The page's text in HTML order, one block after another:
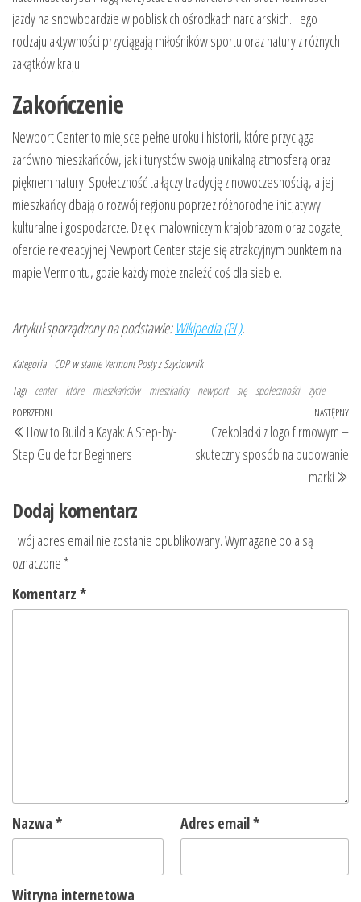
jazdy na snowboardzie w pobliskich ośrodkach narciarskich. Tego
rodzaju aktywności przyciągają miłośników sportu oraz natury z różnych
zakątków kraju.
Zakończenie
Newport Center to miejsce pełne uroku i historii, które przyciąga
zarówno mieszkańców, jak i turystów swoją unikalną atmosferą oraz
pięknem natury. Społeczność ta łączy tradycję z nowoczesnością, a jej
mieszkańcy dbają o rozwój regionu poprzez różnorodne inicjatywy
kulturalne i gospodarcze. Dzięki malowniczym krajobrazom oraz bogatej
ofercie rekreacyjnej Newport Center staje się atrakcyjnym punktem na
mapie Vermontu, gdzie każdy może znaleźć coś dla siebie.
Artykuł sporządzony na podstawie:Wikipedia (PL).
Kategoria CDP w stanie Vermont Posty z Szyciownik
Tagi center które mieszkańców mieszkańcy newport się społeczności życie
Nawigacja
wpisu
Poprzedni
wpis
POPRZEDNI
How to Build a Kayak: A Step-by-
Step Guide for Beginners
NASTĘPNY
Czekoladki z logo firmowym –
skuteczny sposób na budowanie
marki
Dodaj komentarz
Twój adres email nie zostanie opublikowany.Wymagane pola są
oznaczone *
Komentarz *
Nazwa * Adres email*
Witryna internetowa